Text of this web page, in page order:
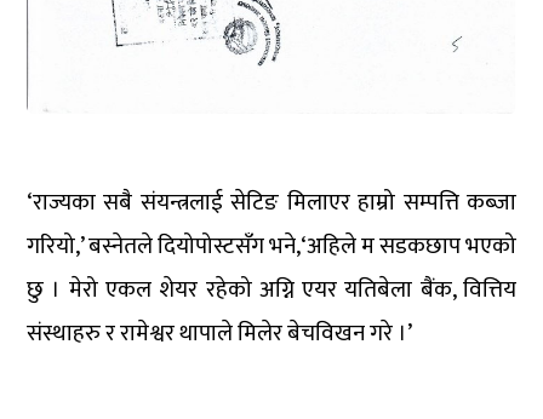
‘राज्यका सबै संयन्त्रलाई सेटिङ मिलाएर हाम्रो सम्पत्ति कब्जा
गरियो,’ बस्नेतले दियोपोस्टसँग भने,‘अहिले म सडकछाप भएको
छु । मेरो एकल शेयर रहेको अग्नि एयर यतिबेला बैंक, वित्तिय
संस्थाहरु र रामेश्वर थापाले मिलेर बेचविखन गरे ।’